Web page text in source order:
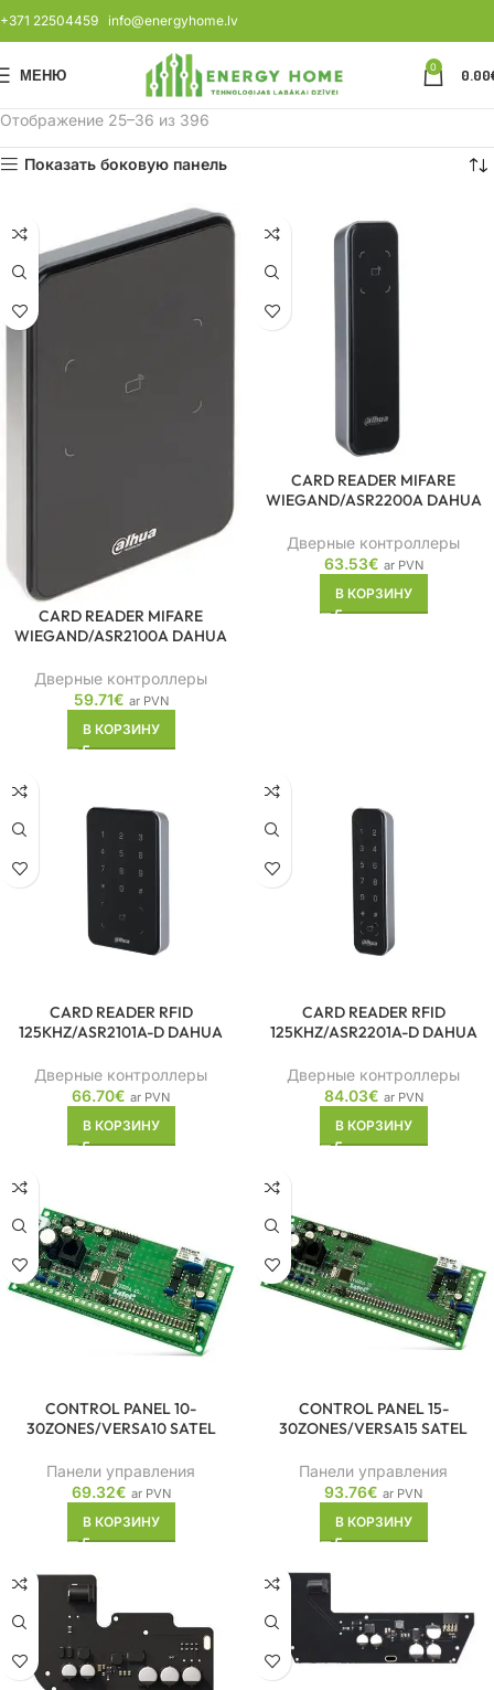
+371 22504459 info@energyhome.lv
МЕНЮ 0 0.00
Отображение 25–36 из 396
Показать боковую панель
CARD READER MIFARE
WIEGAND/ASR2100A DAHUA
Дверные контроллеры
59.71€ ar PVN
В КОРЗИНУ
CARD READER MIFARE
WIEGAND/ASR2200A DAHUA
Дверные контроллеры
63.53€ ar PVN
В КОРЗИНУ
CARD READER RFID
125KHZ/ASR2101A-D DAHUA
Дверные контроллеры
66.70€ ar PVN
В КОРЗИНУ
CARD READER RFID
125KHZ/ASR2201A-D DAHUA
Дверные контроллеры
84.03€ ar PVN
В КОРЗИНУ
CONTROL PANEL 10-
30ZONES/VERSA10 SATEL
Панели управления
69.32€ ar PVN
В КОРЗИНУ
CONTROL PANEL 15-
30ZONES/VERSA15 SATEL
Панели управления
93.76€ ar PVN
В КОРЗИНУ